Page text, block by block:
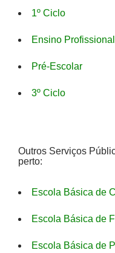
1º Ciclo
Ensino Profissional
Pré-Escolar
3º Ciclo
Outros Serviços
perto:
Escola Básica de
Escola Básica de
Escola Básica de